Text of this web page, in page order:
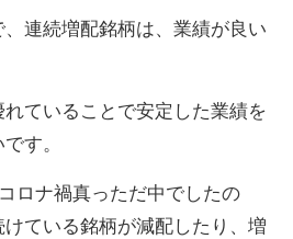
連続増配銘柄は、業績が良い
ていることで安定した業績を
す。
ロナ禍真っただ中でしたの
ている銘柄が減配したり、増